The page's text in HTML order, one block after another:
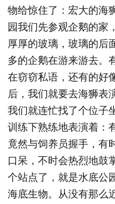
物给惊住了：宏大的海
园我们先参观企鹅的家
厚厚的玻璃，玻璃的后
多的企鹅在游来游去。
在窃窃私语，还有的好
后，我们就要去海狮表
我们就连忙找了个位子
训练下熟练地表演着：
竟然与饲养员握手，有
口呆，不时会热烈地鼓
个站点了，就是水底公
海底生物。从没有那么